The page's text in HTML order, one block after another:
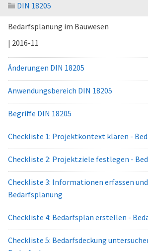
DIN 18205
Bedarfsplanung im Bauwesen
| 2016-11
Änderungen DIN 18205
Anwendungsbereich DIN 18205
Begriffe DIN 18205
Checkliste 1: Projektkontext klären -
Checkliste 2: Projektziele festlegen -
Checkliste 3: Informationen erfassen
Bedarfsplanung
Checkliste 4: Bedarfsplan erstellen -
Checkliste 5: Bedarfsdeckung